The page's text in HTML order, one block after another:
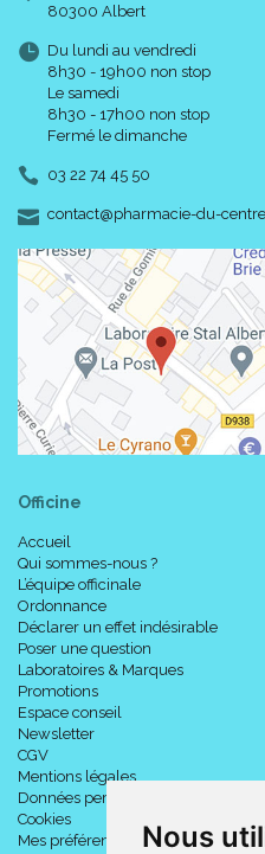
Nous
80300 Albert
Du lundi au vendredi
8h30 - 19h00 non stop
Le samedi
8h30 - 17h00 non stop
Fermé le dimanche
03 22 74 45 50
contact-
@-
pharmacie-du-
Officine
Accueil
Qui sommes-nous ?
L’équipe officinale
Ordonnance
Déclarer un effet indésirable
Poser une question
Laboratoires & Marques
Promotions
Espace conseil
Newsletter
CGV
Mentions légales
Données personnelles
Cookies
Mes préférences Cookies